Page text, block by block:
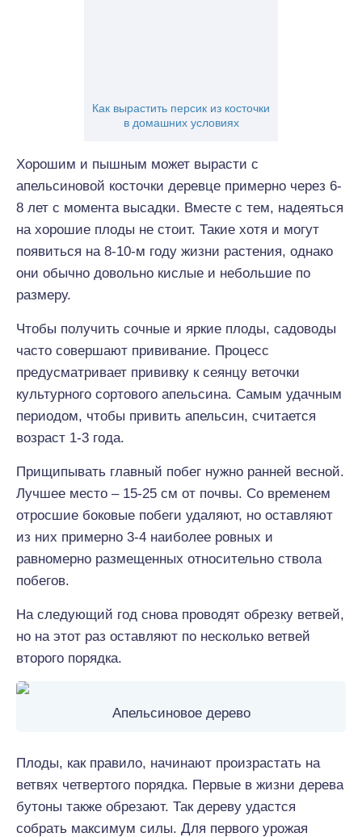
Как вырастить персик из косточки
в домашних условиях
Хорошим и пышным может вырасти с
апельсиновой косточки деревце примерно через 6-
8 лет с момента высадки. Вместе с тем, надеяться
на хорошие плоды не стоит. Такие хотя и могут
появиться на 8-10-м году жизни растения, однако
они обычно довольно кислые и небольшие по
размеру.
Чтобы получить сочные и яркие плоды, садоводы
часто совершают прививание. Процесс
предусматривает прививку к сеянцу веточки
культурного сортового апельсина. Самым удачным
периодом, чтобы привить апельсин, считается
возраст 1-3 года.
Прищипывать главный побег нужно ранней весной.
Лучшее место – 15-25 см от почвы. Со временем
отросшие боковые побеги удаляют, но оставляют
из них примерно 3-4 наиболее ровных и
равномерно размещенных относительно ствола
побегов.
На следующий год снова проводят обрезку ветвей,
но на этот раз оставляют по несколько ветвей
второго порядка.
Апельсиновое дерево
Плоды, как правило, начинают произрастать на
ветвях четвертого порядка. Первые в жизни дерева
бутоны также обрезают. Так дереву удастся
собрать максимум силы. Для первого урожая